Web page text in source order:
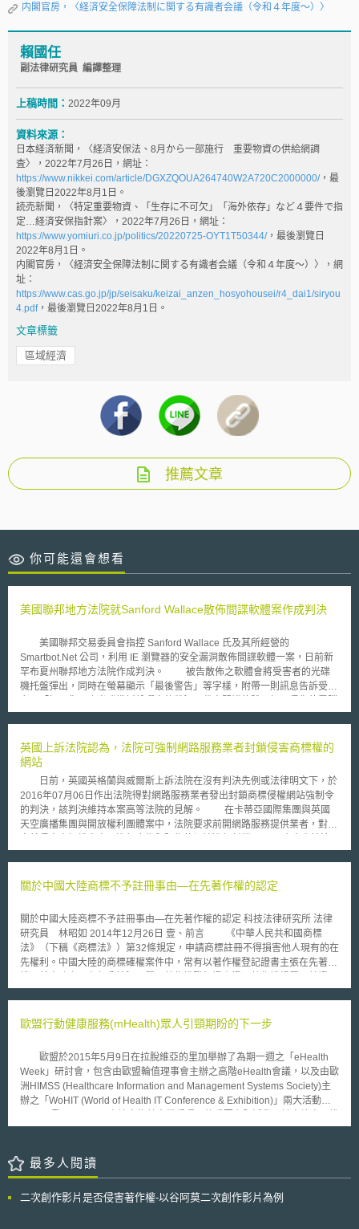
内閣官房，〈経済安全保障法制に関する有識者会議（令和４年度～）〉
賴國任
副法律研究員 編譯整理
上稿時間： 2022年09月
資料來源：
日本経済新聞，〈経済安保法、8月から一部施行 重要物資の供給網調
査〉，2022年7月26日，網址：
https://www.nikkei.com/article/DGXZQOUA264740W2A720C2000000/，最
後瀏覽日2022年8月1日。
読売新聞，〈特定重要物資、「生存に不可欠」「海外依存」など４要件で指
定…経済安保指針案〉，2022年7月26日，網址：
https://www.yomiuri.co.jp/politics/20220725-OYT1T50344/，最後瀏覽日
2022年8月1日。
内閣官房，〈経済安全保障法制に関する有識者会議（令和４年度～）〉，網
址：
https://www.cas.go.jp/jp/seisaku/keizai_anzen_hosyohousei/r4_dai1/siryou
4.pdf，最後瀏覽日2022年8月1日。
文章標籤
區域經濟
推薦文章
你可能還會想看
美國聯邦地方法院就Sanford Wallace散佈間諜軟體案作成判決
美國聯邦交易委員會指控 Sanford Wallace 氏及其所經營的
Smartbot.Net 公司，利用 IE 瀏覽器的安全漏洞散佈間諜軟體一案，日前新
罕布夏州聯邦地方法院作成判決。 被告散佈之軟體會將受害者的光碟
機托盤彈出，同時在螢幕顯示「最後警告」等字樣，附帶一則訊息告訴受害
系統，安全已經出現漏洞，敬請立刻下載本公司出品，以資因應！」趁機推
因應間諜軟體相關問題。實際上，被告未經用戶同意逕予散佈植入的，性質
上即係間諜軟體，不僅會偷偷更改用戶電腦的設定，持續不斷跳出廣告視
窗，造成用戶之電腦運作不順或者當機，還可能洩漏電腦裡頭所儲存的資
料。 日前新罕布夏州聯邦地方法院就本件作成判決，命被告必須償還
不法取得的利益，共計 408 萬餘美元；不得繼續傳輸散佈間諜軟體至用戶
之個人電腦；不得未經同意逕行傳輸任何軟體予用戶；不得將用戶之電腦導
向彼等並未打算瀏覽或連結的網站或伺服器；不得更動用戶瀏覽器所預設的
英國上訴法院認為，法院可強制網路服務業者封鎖侵害商標權的
網站
日前，英國英格蘭與威爾斯上訴法院在沒有判決先例或法律明文下，於
2016年07月06日作出法院得對網路服務業者發出封鎖商標侵權網站強制令
的判決，該判決維持本案高等法院的見解。 在卡蒂亞國際集團與英國
天空廣播集團與開放權利團體案中，法院要求前開網路服務提供業者，對特
院認為，對於1988年著作權、設計和專利法第97A條而言，儘管缺乏實體法
必要的。 本案業者上訴指出，如法院依據第97A條發佈封鎖網站的強制
犯著作權、目標網站的用戶或是業者利用網路服務業者提供的服務侵犯著作
權以及網路服務業者明知。然而，業者指出，他們是完全出於善意、中立且
未違法令，法院不能在缺乏判決先例與證據的情況下，逕自做出封鎖網站的
決定，但上訴法院認為比較利益衡量後，強制網路服務業者封鎖特定侵權網
站是合理適當的。 先不論強制封鎖網站的命令是否侵害言論自由，甚
國網路服務業者監管責任與營運成本，相關影響已在智財相關社群中被熱烈
關於中國大陸商標不予註冊事由—在先著作權的認定
關於中國大陸商標不予註冊事由—在先著作權的認定 科技法律研究所 法律
研究員 林昭如 2014年12月26日 壹、前言 《中華人民共和國商標
法》（下稱《商標法》）第32條規定，申請商標註冊不得損害他人現有的在
先權利。中國大陸的商標確權案件中，常有以著作權登記證書主張在先著作
力仍嫌不足。 有一文化用品，將其完成幾乎與畢卡索名畫「夢」完全
理總局商標局申請商標註冊，指定使用於筆類等商品。國家工商行政管理總
註冊。該文化用品公司不服，因此向北京市第一中級人民法院提起行政訴
訟，主張被異議的商標圖形為原創作品，且已取得上海市版權局之著作權登
記證書，然法院表示，畢卡索的《夢》世界聞名，推定有接觸可能；且以被
異議商標圖形的著作權登記證書為單一證據，尚無法證明系爭圖形之著作權
歸屬於該公司[1]。 由於畢卡索的《夢》世界聞名，法院推定有接觸可
縱使已取得著作權登記證書，仍不足證明著作權歸屬。實務上，除了以著作
權登記證書證明在先著作權外，亦有以在先商標註冊證，證明在先著作權
者，關於其證據力分述如下。 一、著作權登記證書之證據力 最高人民
歐盟行動健康服務(mHealth)眾人引頸期盼的下一步
歐盟於2015年5月9日在拉脫維亞的里加舉辦了為期一週之「eHealth
Week」研討會，包含由歐盟輪值理事會主辦之高階eHealth會議，以及由歐
洲HIMSS (Healthcare Information and Management Systems Society)主
辦之「WoHIT (World of Health IT Conference & Exhibition)」兩大活動，
動歐洲mHealth進程之執行為領導思考核心，相關利害關係者（包括公部
果為基礎，針對歐盟目前執行中以及未來可能採取之政策為討論，主要議題
包括：1.所蒐集資料之隱私與安全保護。2.生活康樂型apps產品之安全性與
私與安全保護議題，公眾諮詢結果顯示，關鍵問題在於mHealth apps蒐集
最多人閱讀
二次創作影片是否侵害著作權-以谷阿莫二次創作影片為例